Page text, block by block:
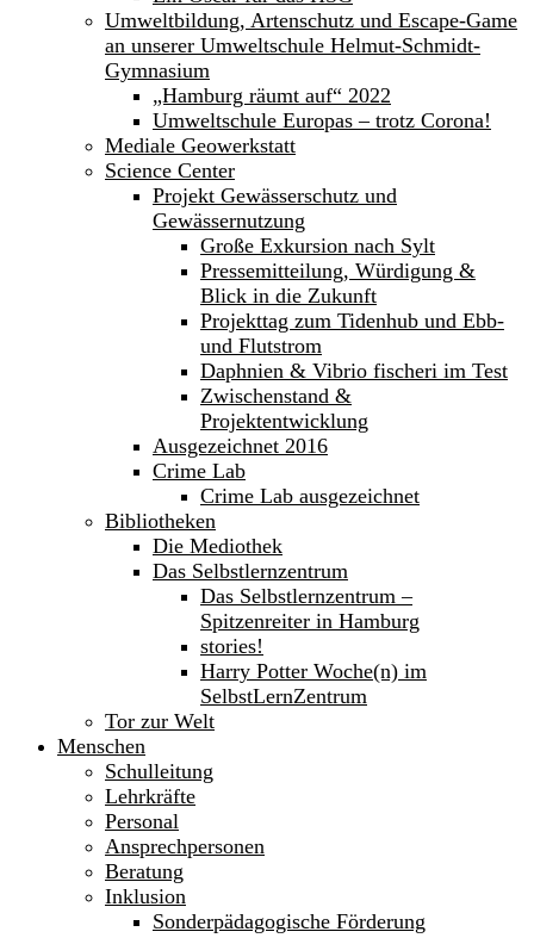
Umweltbildung, Artenschutz und Escape-Game
an unserer Umweltschule Helmut-Schmidt-
Gymnasium
„Hamburg räumt auf“ 2022
Umweltschule Europas – trotz Corona!
Mediale Geowerkstatt
Science Center
Projekt Gewässerschutz und
Gewässernutzung
Große Exkursion nach Sylt
Pressemitteilung, Würdigung &
Blick in die Zukunft
Projekttag zum Tidenhub und Ebb-
und Flutstrom
Daphnien & Vibrio fischeri im Test
Zwischenstand &
Projektentwicklung
Ausgezeichnet 2016
Crime Lab
Crime Lab ausgezeichnet
Bibliotheken
Die Mediothek
Das Selbstlernzentrum
Das Selbstlernzentrum –
Spitzenreiter in Hamburg
stories!
Harry Potter Woche(n) im
SelbstLernZentrum
Tor zur Welt
Menschen
Schulleitung
Lehrkräfte
Personal
Ansprechpersonen
Beratung
Inklusion
Sonderpädagogische Förderung